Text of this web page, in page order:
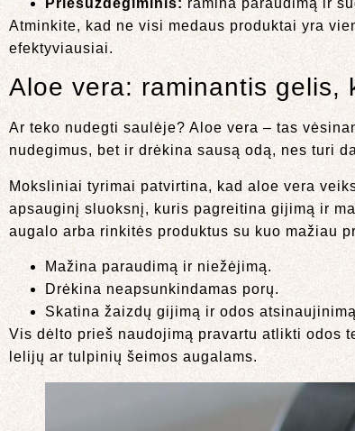
Priešuždegiminis: ramina paraudimą ir
Atminkite, kad ne visi medaus produktai yra
efektyviausiai.
Aloe vera: raminantis gelis,
Ar teko nudegti saulėje? Aloe vera – tas
nudegimus, bet ir drėkina sausą odą, nes turi
Moksliniai tyrimai patvirtina, kad aloe vera
apsauginį sluoksnį, kuris pagreitina gijimą ir
augalo arba rinkitės produktus su kuo mažiau
Mažina paraudimą ir niežėjimą.
Drėkina neapsunkindamas porų.
Skatina žaizdų gijimą ir odos
Vis dėlto prieš naudojimą pravartu atlikti odos
lelijų ar tulpinių šeimos augalams.